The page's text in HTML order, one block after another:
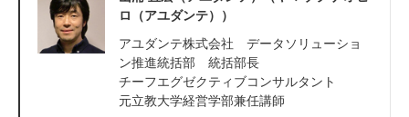
ロ（アユダンテ））
アユダンテ株式会社 データソリューショ
ン推進統括部 統括部長
チーフエグゼクティブコンサルタント
元立教大学経営学部兼任講師